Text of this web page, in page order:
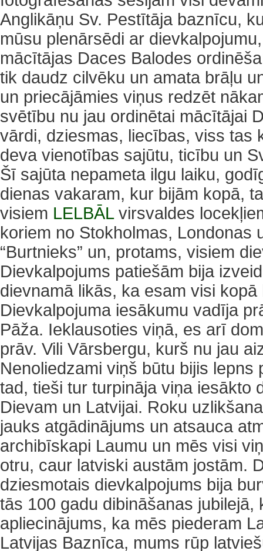
Anglikāņu Sv. Pestītāja baznīcu,
mūsu plenārsēdi ar
mācītājas Daces Balodes
tik daudz cilvēku un amata brāļu
un priecājāmies viņus redzēt
svētību nu jau ordinētai mācītājai
vārdi, dziesmas, liecības, viss tas
deva vienotības sajūtu, ticību un
Šī sajūta nepameta ilgu laiku,
dienas vakaram, kur bijām kopā,
visiem LELBĀLvirsvaldes
koriem no Stokholmas, Londonas
“Burtnieks” un, protams, visiem
Dievkalpojums patiešām bija
dievnamā likās, ka esam visi
Dievkalpojuma iesākumu vadīja
Pāža. Ieklausoties viņā, es arī
prāv. Vili Vārsbergu, kurš nu jau
Nenoliedzami viņš būtu bijis lepns
tad, tieši tur turpināja viņa iesākto
Dievam un Latvijai. Roku
jauks atgādinājums un atsauca
archibīskapi Laumu un mēs visi
otru, caur latviski austām jostām.
dziesmotais dievkalpojums bija
tās 100 gadu dibināšanas jubilejā,
apliecinājums, ka mēs piederam
Latvijas Baznīca, mums rūp